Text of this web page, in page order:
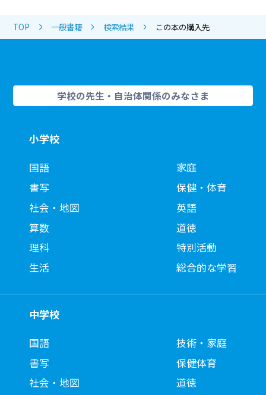
TOP 一般書籍 検索結果 この本の購入先
学校の先生・自治体関係のみなさま
小学校
国語
書写
社会・地図
算数
理科
生活
家庭
保健・体育
英語
道徳
特別活動
総合的な学習
中学校
国語
書写
社会・地図
技術・家庭
保健体育
道徳